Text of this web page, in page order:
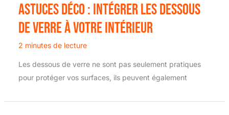
Astuces déco : intégrer les dessous
de verre à votre intérieur
2 minutes de lecture
Les dessous de verre ne sont pas seulement pratiques
pour protéger vos surfaces, ils peuvent également